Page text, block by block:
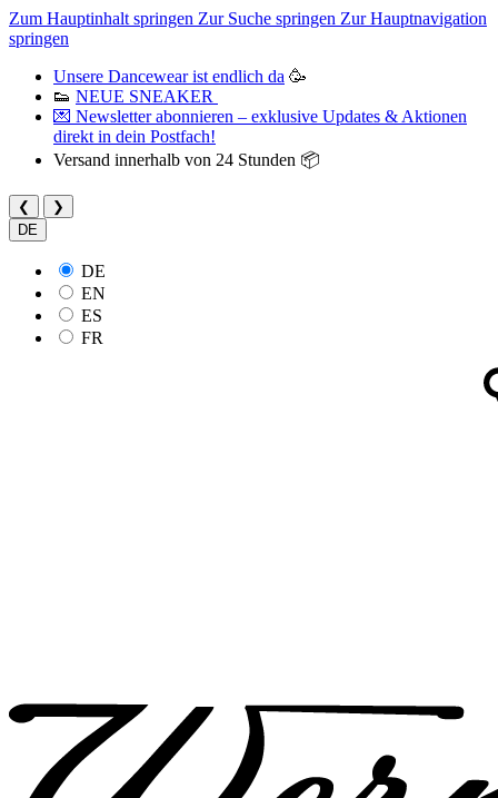
Zum Hauptinhalt springen Zur Suche springen Zur Hauptnavigation
springen
Unsere Dancewear ist endlich da 🥳
👟 NEUE SNEAKER
💌 Newsletter abonnieren – exklusive Updates & Aktionen
direkt in dein Postfach!
Versand innerhalb von 24 Stunden 📦
❮
❯
DE
DE
EN
ES
FR